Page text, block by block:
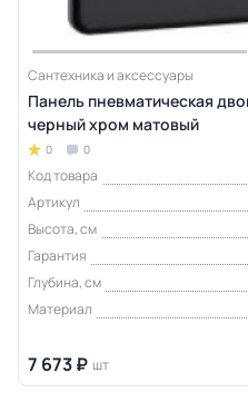
Сантехника и аксессуары
Панель пневматическая
черный хром матовый
0 0
Код товара
Артикул
Высота, см
Гарантия
Глубина, см
Материал
7 673 ₽ шт